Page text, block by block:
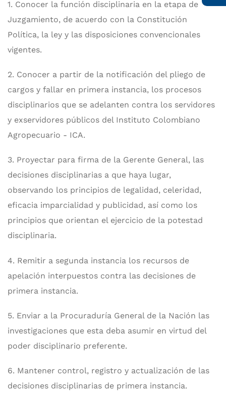
1. Conocer la función disciplinaria en la etapa de
Juzgamiento, de acuerdo con la Constitución
Política, la ley y las disposiciones convencionales
vigentes.
2. Conocer a partir de la notificación del pliego de
cargos y fallar en primera instancia, los procesos
disciplinarios que se adelanten contra los servidores
y exservidores públicos del Instituto Colombiano
Agropecuario - ICA.
3. Proyectar para firma de la Gerente General, las
decisiones disciplinarias a que haya lugar,
observando los principios de legalidad, celeridad,
eficacia imparcialidad y publicidad, así como los
principios que orientan el ejercicio de la potestad
disciplinaria.
4. Remitir a segunda instancia los recursos de
apelación interpuestos contra las decisiones de
primera instancia.
5. Enviar a la Procuraduría General de la Nación las
investigaciones que esta deba asumir en virtud del
poder disciplinario preferente.
6. Mantener control, registro y actualización de las
decisiones disciplinarias de primera instancia.